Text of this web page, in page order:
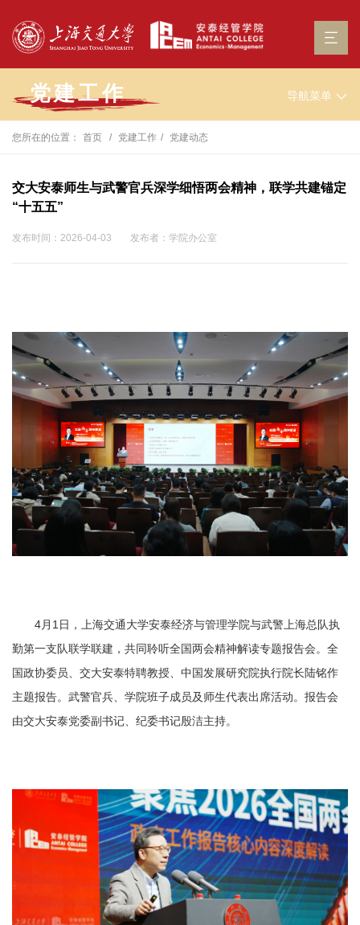
党建工作 导航菜单
您所在的位置： 首页 党建工作 党建动态
交大安泰师生与武警官兵深学细悟两会精神，联学共建锚定
“十五五”
发布时间：2026-04-03 发布者：学院办公室
4月1日，上海交通大学安泰经济与管理学院与武警上海总队执
勤第一支队联学联建，共同聆听全国两会精神解读专题报告会。全
国政协委员、交大安泰特聘教授、中国发展研究院执行院长陆铭作
主题报告。武警官兵、学院班子成员及师生代表出席活动。报告会
由交大安泰党委副书记、纪委书记殷洁主持。